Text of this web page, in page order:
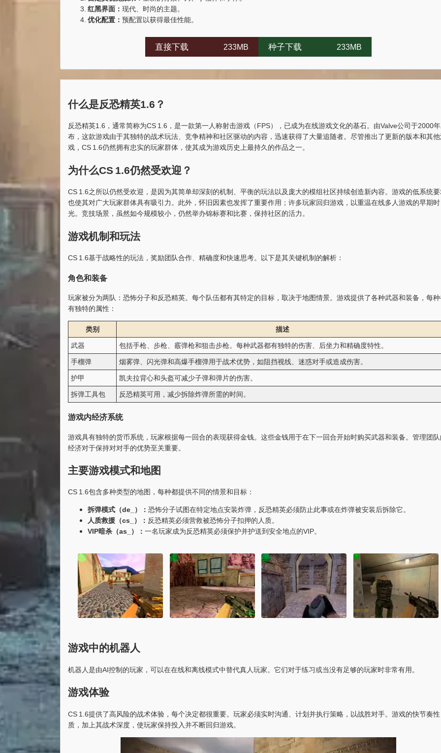
红黑界面： 现代、时尚的主题。
优化配置： 预配置以获得最佳性能。
直接下载 233MB 种子下载 233MB
什么是反恐精英1.6？
反恐精英1.6，通常简称为CS 1.6，是一款第一人称射击游戏（FPS），已成为在线游戏文化的基石。由Valve公司于2000
布，这款游戏由于其独特的战术玩法、竞争精神和社区驱动的内容，迅速获得了大量追随者。尽管推出了更新的版本和其
戏，CS 1.6仍然拥有忠实的玩家群体，使其成为游戏历史上最持久的作品之一。
为什么CS 1.6仍然受欢迎？
CS 1.6之所以仍然受欢迎，是因为其简单却深刻的机制、平衡的玩法以及庞大的模组社区持续创造新内容。游戏的低系统
也使其对广大玩家群体具有吸引力。此外，怀旧因素也发挥了重要作用；许多玩家回归游戏，以重温在线多人游戏的早期时
光。竞技场景，虽然如今规模较小，仍然举办锦标赛和比赛，保持社区的活力。
游戏机制和玩法
CS 1.6基于战略性的玩法，奖励团队合作、精确度和快速思考。以下是其关键机制的解析：
角色和装备
玩家被分为两队：恐怖分子和反恐精英。每个队伍都有其特定的目标，取决于地图情景。游戏提供了各种武器和装备，每
有独特的属性：
类别
描述
武器
包括手枪、步枪、霰弹枪和狙击步枪。每种武器都有独特的伤害、后坐力和精确度特性。
手榴弹
烟雾弹、闪光弹和高爆手榴弹用于战术优势，如阻挡视线、迷惑对手或造成伤害。
护甲
凯夫拉背心和头盔可减少子弹和弹片的伤害。
拆弹工具包
反恐精英可用，减少拆除炸弹所需的时间。
游戏内经济系统
游戏具有独特的货币系统，玩家根据每一回合的表现获得金钱。这些金钱用于在下一回合开始时购买武器和装备。管理团
经济对于保持对对手的优势至关重要。
主要游戏模式和地图
CS 1.6包含多种类型的地图，每种都提供不同的情景和目标：
拆弹模式（de_）： 恐怖分子试图在特定地点安装炸弹，反恐精英必须防止此事或在炸弹被安装后拆除它。
人质救援（cs_）： 反恐精英必须营救被恐怖分子扣押的人质。
VIP暗杀（as_）： 一名玩家成为反恐精英必须保护并护送到安全地点的VIP。
游戏中的机器人
机器人是由AI控制的玩家，可以在在线和离线模式中替代真人玩家。它们对于练习或当没有足够的玩家时非常有用。
游戏体验
CS 1.6提供了高风险的战术体验，每个决定都很重要。玩家必须实时沟通、计划并执行策略，以战胜对手。游戏的快节奏性
质，加上其战术深度，使玩家保持投入并不断回归游戏。